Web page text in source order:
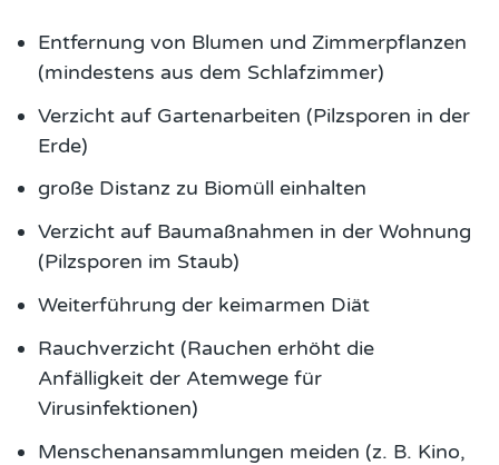
Entfernung von Blumen und Zimmerpflanzen
(mindestens aus dem Schlafzimmer)
Verzicht auf Gartenarbeiten (Pilzsporen in der
Erde)
große Distanz zu Biomüll einhalten
Verzicht auf Baumaßnahmen in der Wohnung
(Pilzsporen im Staub)
Weiterführung der keimarmen Diät
Rauchverzicht (Rauchen erhöht die
Anfälligkeit der Atemwege für
Virusinfektionen)
Menschenansammlungen meiden (z. B. Kino,